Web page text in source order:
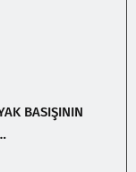
BASIŞININ